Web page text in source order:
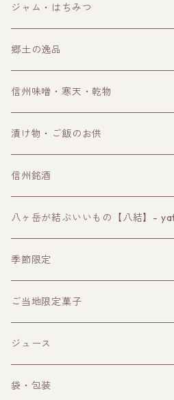
和菓子
ジャム・はちみつ
郷土の逸品
信州味噌・寒天・乾物
漬け物・ご飯のお供
信州銘酒
諏訪の地酒
長野ワイン
クラフトビール
その他お酒
八ヶ岳が結ぶいいもの【八結】-
季節限定
ご当地限定菓子
ジュース
袋・包装